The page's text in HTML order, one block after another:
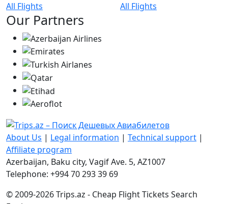
All Flights
All Flights
Our Partners
About Us | Legal information | Technical support |
Affiliate program
Azerbaijan, Baku city, Vagif Ave. 5, AZ1007
Telephone: +994 70 293 39 69
© 2009-2026 Trips.az - Cheap Flight Tickets Search